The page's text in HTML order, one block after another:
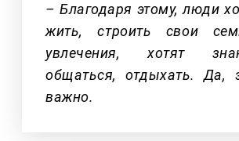
– Благодаря этому, люди
жить, строить свои
увлечения, хотят
общаться, отдыхать. Да,
важно.